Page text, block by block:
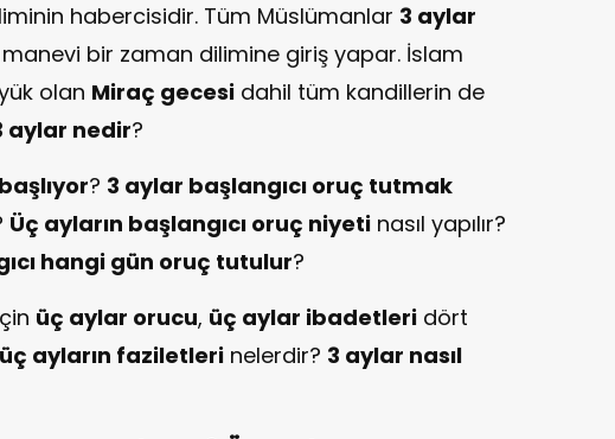
habercisidir. Tüm Müslümanlar 3 aylar
manevi bir zaman dilimine giriş yapar. İslam
olan Miraç gecesi dahil tüm kandillerin de
aylar nedir?
? 3 aylar başlangıcı oruç tutmak
Üç ayların başlangıcı oruç niyeti nasıl yapılır?
hangi gün oruç tutulur?
üç aylar orucu, üç aylar ibadetleri dört
üç ayların faziletleri nelerdir? 3 aylar nasıl